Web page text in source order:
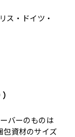
ス・ドイツ・
バーのものは
包資材のサイズ